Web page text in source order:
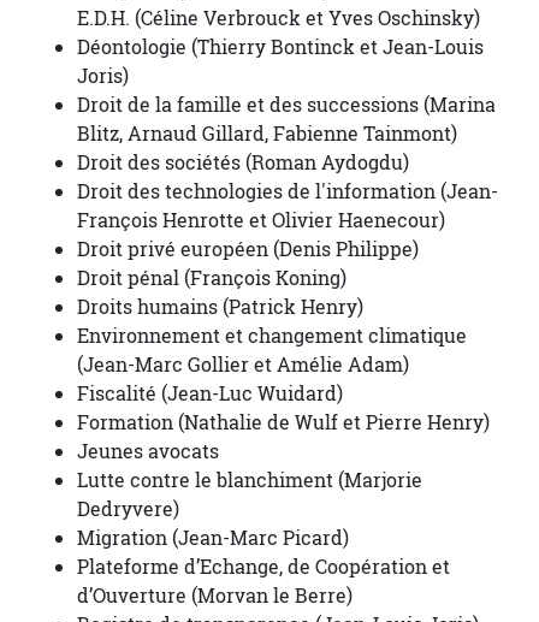
E.D.H. (Céline Verbrouck et Yves Oschinsky)
Déontologie (Thierry Bontinck et Jean-Louis
Joris)
Droit de la famille et des successions (Marina
Blitz, Arnaud Gillard, Fabienne Tainmont)
Droit des sociétés (Roman Aydogdu)
Droit des technologies de l'information (Jean-
François Henrotte et Olivier Haenecour)
Droit privé européen (Denis Philippe)
Droit pénal (François Koning)
Droits humains (Patrick Henry)
Environnement et changement climatique
(Jean-Marc Gollier et Amélie Adam)
Fiscalité (Jean-Luc Wuidard)
Formation (Nathalie de Wulf et Pierre Henry)
Jeunes avocats
Lutte contre le blanchiment (Marjorie
Dedryvere)
Migration (Jean-Marc Picard)
Plateforme d’Echange, de Coopération et
d’Ouverture (Morvan le Berre)